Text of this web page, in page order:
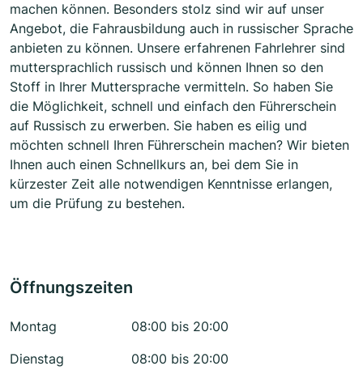
machen können. Besonders stolz sind wir auf unser
Angebot, die Fahrausbildung auch in russischer Sprache
anbieten zu können. Unsere erfahrenen Fahrlehrer sind
muttersprachlich russisch und können Ihnen so den
Stoff in Ihrer Muttersprache vermitteln. So haben Sie
die Möglichkeit, schnell und einfach den Führerschein
auf Russisch zu erwerben. Sie haben es eilig und
möchten schnell Ihren Führerschein machen? Wir bieten
Ihnen auch einen Schnellkurs an, bei dem Sie in
kürzester Zeit alle notwendigen Kenntnisse erlangen,
um die Prüfung zu bestehen.
Öffnungszeiten
Montag
08:00 bis 20:00
Dienstag
08:00 bis 20:00